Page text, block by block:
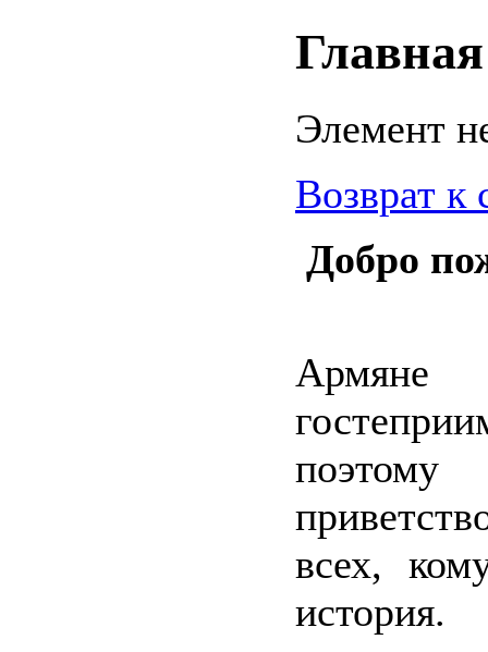
Главная
Элемент
Возврат к
Добро
Армяне
всех,
история.